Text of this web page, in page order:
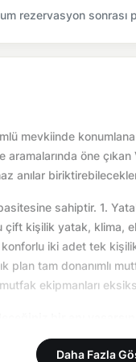
rezervasyon sonrası
mevkiinde
öne
anılar
sahiptir. 1.
kişilik yatak, klima,
iki adet tek
tam donanımlı
ekipmanları
bölgelerde dönemsel
Daha Fazla